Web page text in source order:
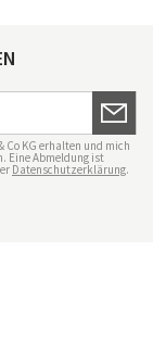
Co KG erhalten und mich
Eine Abmeldung ist
Datenschutzerklärung.